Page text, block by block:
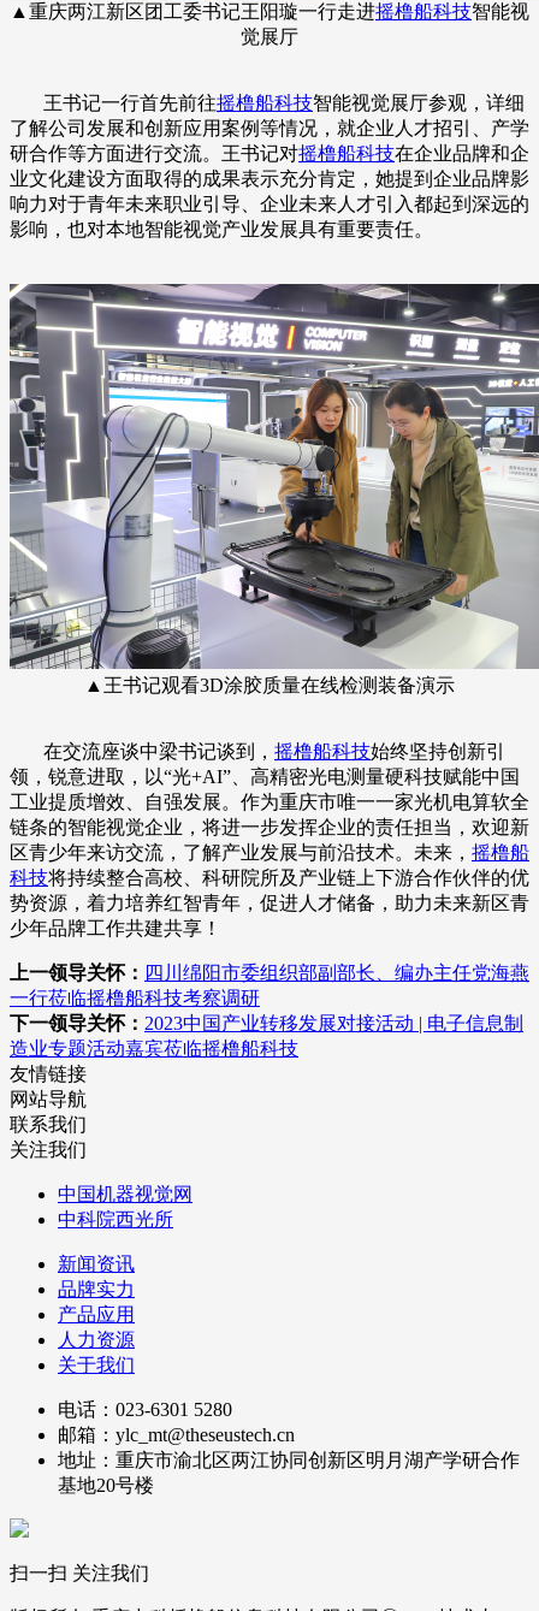
▲重庆两江新区团工委书记王阳璇一行走进摇橹船科技智能视
觉展厅
王书记一行首先前往摇橹船科技智能视觉展厅参观，详细
了解公司发展和创新应用案例等情况，就企业人才招引、产学
研合作等方面进行交流。王书记对摇橹船科技在企业品牌和企
业文化建设方面取得的成果表示充分肯定，她提到企业品牌影
响力对于青年未来职业引导、企业未来人才引入都起到深远的
影响，也对本地智能视觉产业发展具有重要责任。
▲王书记观看3D涂胶质量在线检测装备演示
在交流座谈中梁书记谈到， 摇橹船科技始终坚持创新引
领，锐意进取，以“光+AI”、高精密光电测量硬科技赋能中国
工业提质增效、自强发展。作为重庆市唯一一家光机电算软全
链条的智能视觉企业，将进一步发挥企业的责任担当，欢迎新
区青少年来访交流，了解产业发展与前沿技术。未来， 摇橹船
科技将持续整合高校、科研院所及产业链上下游合作伙伴的优
势资源，着力培养红智青年，促进人才储备，助力未来新区青
少年品牌工作共建共享！
上一领导关怀： 四川绵阳市委组织部副部长、编办主任党海燕
一行莅临摇橹船科技考察调研
下一领导关怀： 2023中国产业转移发展对接活动 | 电子信息制
造业专题活动嘉宾莅临摇橹船科技
友情链接
网站导航
联系我们
关注我们
中国机器视觉网
中科院西光所
新闻资讯
品牌实力
产品应用
人力资源
关于我们
电话：023-6301 5280
邮箱：ylc_mt@theseustech.cn
地址：重庆市渝北区两江协同创新区明月湖产学研合作
基地20号楼
扫一扫 关注我们